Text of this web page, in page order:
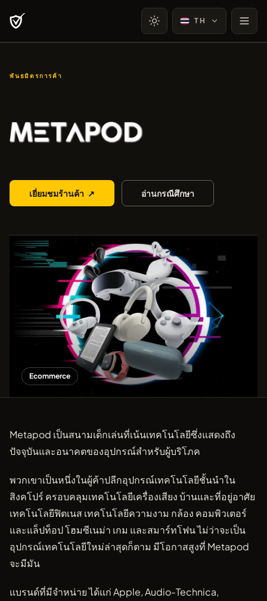
TH
พันธมิตรการค้า
เยี่ยมชมร้านค้า ↗ อ่านกรณีศึกษา
Ecommerce
Metapod เป็นสนามเด็กเล่นที่เน้นเทคโนโลยีซึ่งแสดงถึง
ปัจจุบันและอนาคตของอุปกรณ์สำหรับผู้บริโภค
พวกเขาเป็นหนึ่งในผู้ค้าปลีกอุปกรณ์เทคโนโลยีชั้นนำใน
สิงคโปร์ ครอบคลุมเทคโนโลยีเครื่องเสียง บ้านและที่อยู่อาศัย
เทคโนโลยีฟิตเนส เทคโนโลยีความงาม กล้อง คอมพิวเตอร์
และแล็ปท็อป โฮมซีเนม่า เกม และสมาร์ทโฟน ไม่ว่าจะเป็น
อุปกรณ์เทคโนโลยีใหม่ล่าสุดก็ตาม มีโอกาสสูงที่ Metapod
จะมีมัน
แบรนด์ที่มีจำหน่าย ได้แก่ Apple, Audio-Technica,